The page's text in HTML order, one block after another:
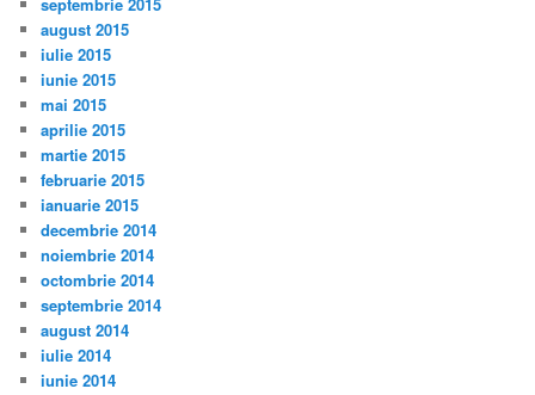
august 2015
iulie 2015
iunie 2015
mai 2015
aprilie 2015
martie 2015
februarie 2015
ianuarie 2015
decembrie 2014
noiembrie 2014
octombrie 2014
septembrie 2014
august 2014
iulie 2014
iunie 2014